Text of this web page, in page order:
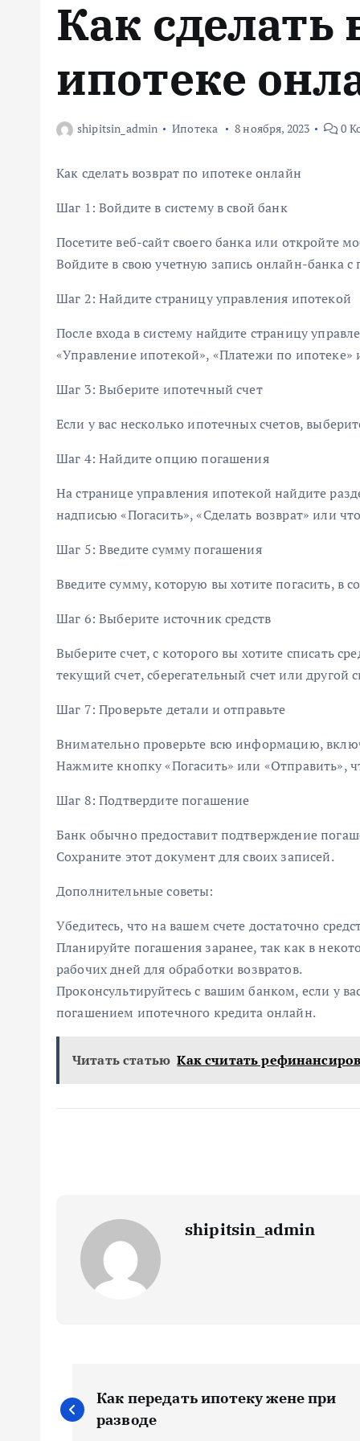
Как сделать
ипотеке
shipitsin_admin Ипотека 8 ноября, 2023 0
Как сделать возврат по ипотеке онлайн
Шаг 1: Войдите в систему в свой банк
Посетите веб-сайт своего банка или откройте
Войдите в свою учетную запись онлайн-банка
Шаг 2: Найдите страницу управления ипотекой
После входа в систему найдите страницу
«Управление ипотекой», «Платежи по ипотеке»
Шаг 3: Выберите ипотечный счет
Если у вас несколько ипотечных счетов,
Шаг 4: Найдите опцию погашения
На странице управления ипотекой найдите
надписью «Погасить», «Сделать возврат» или
Шаг 5: Введите сумму погашения
Введите сумму, которую вы хотите погасить, в
Шаг 6: Выберите источник средств
Выберите счет, с которого вы хотите списать
текущий счет, сберегательный счет или другой
Шаг 7: Проверьте детали и отправьте
Внимательно проверьте всю информацию,
Нажмите кнопку «Погасить» или «Отправить»,
Шаг 8: Подтвердите погашение
Банк обычно предоставит подтверждение
Сохраните этот документ для своих записей.
Дополнительные советы:
Убедитесь, что на вашем счете достаточно
Планируйте погашения заранее, так как в
рабочих дней для обработки возвратов.
Проконсультируйтесь с вашим банком, если у
погашением ипотечного кредита онлайн.
Читать статью Как считать
shipitsin_admin
Н
а
Как передать ипотеку жене при
разводе